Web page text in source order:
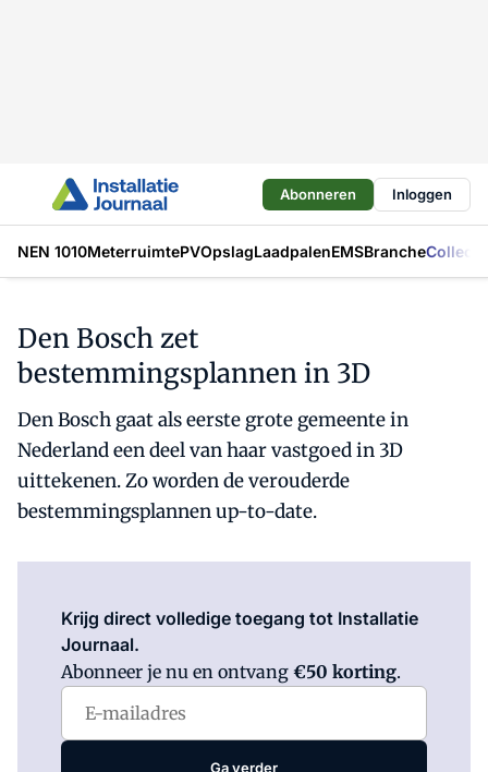
Abonneren Inloggen
NEN 1010MeterruimtePVOpslagLaadpalenEMSBranche
Den Bosch zet
bestemmingsplannen in 3D
Den Bosch gaat als eerste grote gemeente in
Nederland een deel van haar vastgoed in 3D
uittekenen. Zo worden de verouderde
bestemmingsplannen up-to-date.
Krijg direct volledige toegang tot Installatie
Journaal.
Abonneer je nu en ontvang €50 korting.
Ga verder